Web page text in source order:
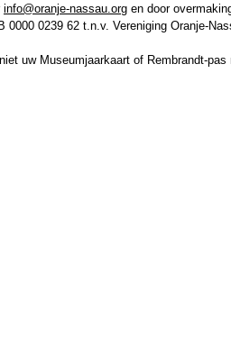
info@oranje-nassau.org en door
0000 0239 62 t.n.v. Vereniging Oranje-
uw Museumjaarkaart of Rembrandt-